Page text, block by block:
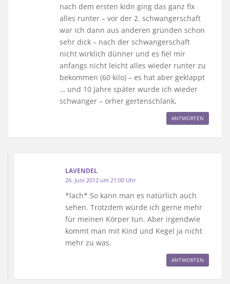
nach dem ersten kidn ging das ganz fix
alles runter – vor der 2. schwangerschaft
war ich dann aus anderen gründen schon
sehr dick – nach der schwangerschaft
nicht wirklich dünner und es fiel mir
anfangs nicht leicht alles wieder runter zu
bekommen (60 kilo) – es hat aber geklappt
… und 10 Jahre später wurde ich wieder
schwanger – orher gertenschlank,
ANTWORTEN
LAVENDEL
26. Juni 2012 um 21:00 Uhr
*lach* So kann man es natürlich auch
sehen. Trotzdem würde ich gerne mehr
für meinen Körper tun. Aber irgendwie
kommt man mit Kind und Kegel ja nicht
mehr zu was.
ANTWORTEN